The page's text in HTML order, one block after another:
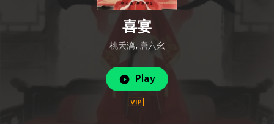
喜宴
桃夭漓, 唐六幺
Play